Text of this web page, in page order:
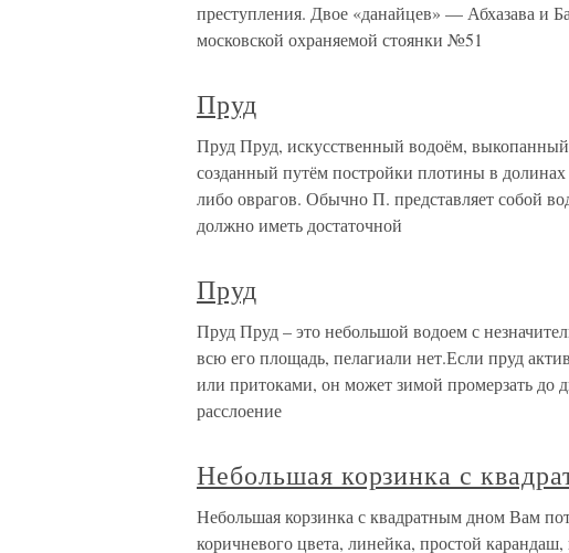
преступления. Двое «данайцев» — Абхазава и
московской охраняемой стоянки №51
Пруд
Пруд Пруд, искусственный водоём,
созданный путём постройки плотины в
либо оврагов. Обычно П. представляет собой
должно иметь достаточной
Пруд
Пруд Пруд – это небольшой водоем с
всю его площадь, пелагиали нет.Если пруд
или притоками, он может зимой промерзать до
расслоение
Небольшая корзинка с
Небольшая корзинка с квадратным дном Вам
коричневого цвета, линейка, простой